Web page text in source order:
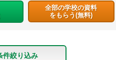
全部の学校の資料
をもらう(無料)
件絞り込み